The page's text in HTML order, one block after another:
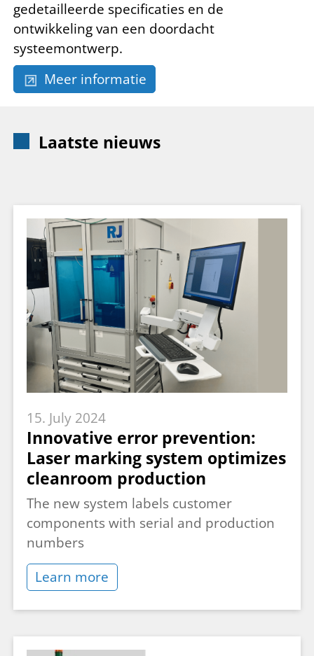
gedetailleerde specificaties en de
ontwikkeling van een doordacht
systeemontwerp.
Meer informatie
Laatste nieuws
15. July 2024
Innovative error prevention:
Laser marking system optimizes
cleanroom production
The new system labels customer
components with serial and production
numbers
Learn more